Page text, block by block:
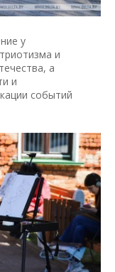
у
и
а
и
событий